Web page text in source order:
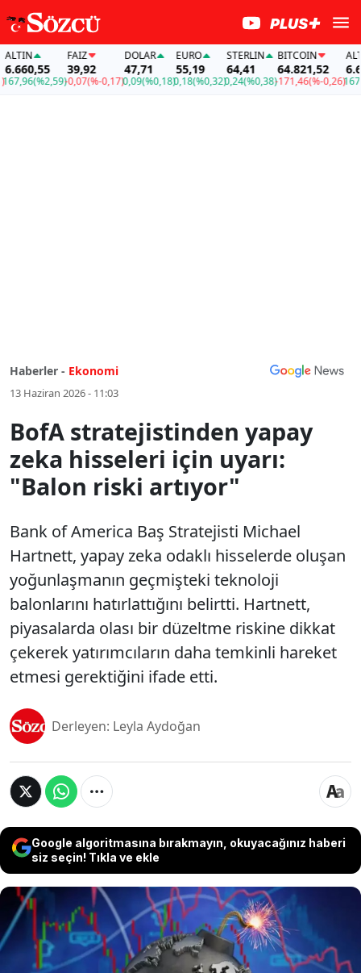
(%2,59)
FAİZ
39,92
-0,07(%-0,17)
DOLAR
47,71
0,09(%0,18)
EURO
55,19
0,18(%0,32)
STERLIN
64,41
0,24(%0,38)
BITCOIN
64.821,52
-171,46(%-0,26)
ALTIN
167,96
Haberler - Ekonomi
13 Haziran 2026 - 11:03
BofA stratejistinden yapay
zeka hisseleri için uyarı:
"Balon riski artıyor"
Bank of America Baş Stratejisti Michael
Hartnett, yapay zeka odaklı hisselerde oluşan
yoğunlaşmanın geçmişteki teknoloji
balonlarını hatırlattığını belirtti. Hartnett,
piyasalarda olası bir düzeltme riskine dikkat
çekerek yatırımcıların daha temkinli hareket
etmesi gerektiğini ifade etti.
Derleyen: Leyla Aydoğan
Google algoritmasına bırakmayın, okuyacağınız haberi
siz seçin! Tıkla ve ekle
Bank of America Baş Stratejisti Michael Hartnett,
yapay zeka odaklı hisselerde oluşan
yoğunlaşmanın geçmişteki teknoloji balonlarını